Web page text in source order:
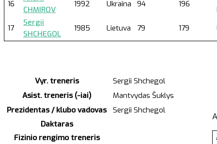
16
CHMIROV
1992 Ukraina 94 196
17
Sergii
SHCHEGOL
1985 Lietuva 79 179
Vyr. treneris
Sergii Shchegol
Asist. treneris (-iai)
Mantvydas Šuklys
Prezidentas / klubo vadovas
Sergii Shchegol
Daktaras
Fizinio rengimo treneris